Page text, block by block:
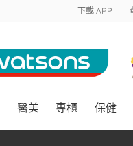
下載 APP
醫美 專櫃 保健